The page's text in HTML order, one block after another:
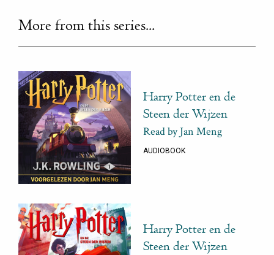
More from this series...
Harry Potter en de
Steen der Wijzen
Read by Jan Meng
AUDIOBOOK
Harry Potter en de
Steen der Wijzen